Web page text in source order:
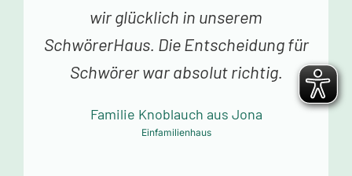
Schlüssel zu unserem Traumhaus.
Jedes Betreten begeistert uns. Vielen
Dank an das Schwörer-Team für die
Familie Mollowitz aus Eitorf-Mühleip